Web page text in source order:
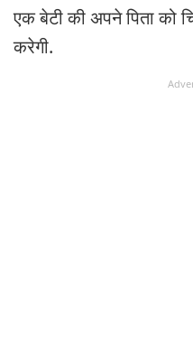
एक बेटी की अपने पिता को
करेगी.